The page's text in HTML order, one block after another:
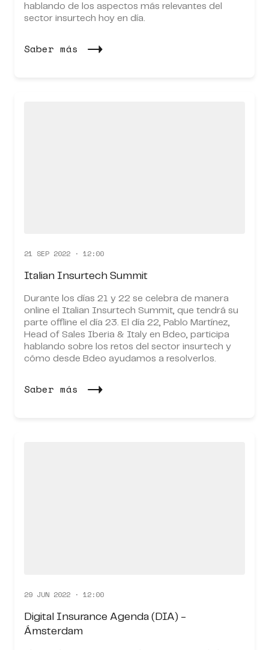
hablando de los aspectos más relevantes del
sector insurtech hoy en día.
Saber más
21 SEP 2022 · 12:00
Italian Insurtech Summit
Durante los días 21 y 22 se celebra de manera
online el Italian Insurtech Summit, que tendrá su
parte offline el día 23. El día 22, Pablo Martínez,
Head of Sales Iberia & Italy en Bdeo, participa
hablando sobre los retos del sector insurtech y
cómo desde Bdeo ayudamos a resolverlos.
Saber más
29 JUN 2022 · 12:00
Digital Insurance Agenda (DIA) -
Ámsterdam